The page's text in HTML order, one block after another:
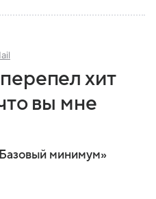
хит
вы мне
минимум»